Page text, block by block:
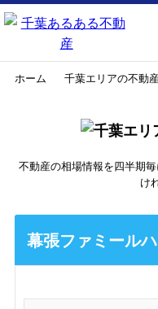
ホーム 千葉エリアの不動
不動産の相場情報を四半期
け
幕張ファミール